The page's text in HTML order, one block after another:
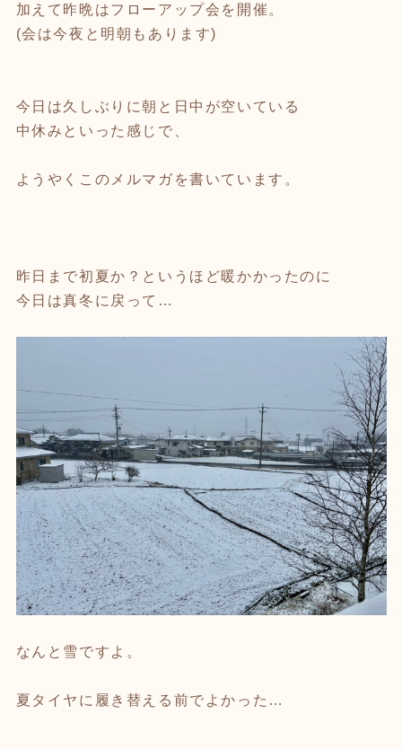
加えて昨晩はフローアップ会を開催。
(会は今夜と明朝もあります)
今日は久しぶりに朝と日中が空いている
中休みといった感じで、
ようやくこのメルマガを書いています。
昨日まで初夏か？というほど暖かかったのに
今日は真冬に戻って…
なんと雪ですよ。
夏タイヤに履き替える前でよかった…